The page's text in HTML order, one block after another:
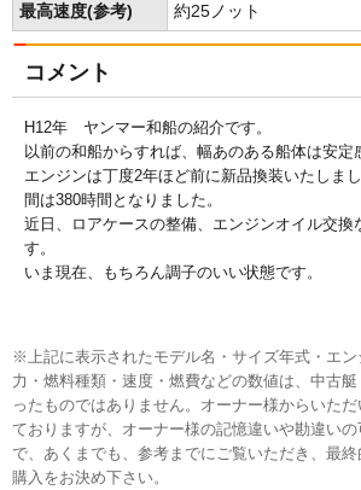
最高速度(参考) 約25ノット
コメント
H12年 ヤンマー和船の紹介です。
以前の和船からすれば、幅あのある船体は安定
エンジンは丁度2年ほど前に新品換装いたしま
間は380時間となりました。
近日、ロアケースの整備、エンジンオイル交換
す。
いま現在、もちろん調子のいい状態です。
※上記に表示されたモデル名・サイズ年式・エ
力・燃料種類・速度・燃費などの数値は、中古
ったものではありません。オーナー様からいた
ておりますが、オーナー様の記憶違いや勘違い
で、あくまでも、参考までにご覧いただき、最
購入をお決め下さい。